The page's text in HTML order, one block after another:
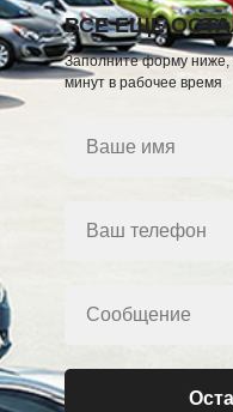
ВСЕ ЕЩЕ
Заполните форму
минут в рабочее время